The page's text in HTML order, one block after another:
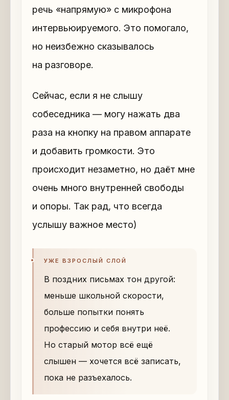
речь «напрямую» с микрофона
интервьюируемого. Это помогало,
но неизбежно сказывалось
на разговоре.
Сейчас, если я не слышу
собеседника — могу нажать два
раза на кнопку на правом аппарате
и добавить громкости. Это
происходит незаметно, но даёт мне
очень много внутренней свободы
и опоры. Так рад, что всегда
услышу важное место)
УЖЕ ВЗРОСЛЫЙ СЛОЙ
В поздних письмах тон другой:
меньше школьной скорости,
больше попытки понять
профессию и себя внутри неё.
Но старый мотор всё ещё
слышен — хочется всё записать,
пока не разъехалось.